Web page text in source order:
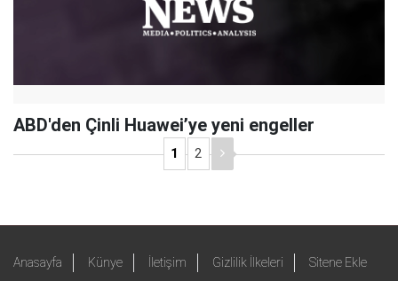
ABD'den Çinli Huawei’ye yeni engeller
1 2
Anasayfa Künye İletişim Gizlilik İlkeleri Sitene Ekle